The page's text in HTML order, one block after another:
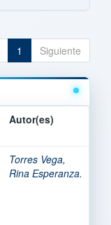
1 Siguiente
Autor(es)
Torres Vega,
Rina Esperanza.